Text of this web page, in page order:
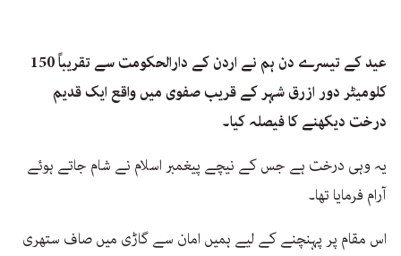
عید کے تیسرے دن ہم نے اردن کے دارالحکومت سے تقریباً 150
کلومیٹر دور ازرق شہر کے قریب صفوی میں واقع ایک قدیم
درخت دیکھنے کا فیصلہ کیا۔
یہ وہی درخت ہے جس کے نیچے پیغمبر اسلام نے شام جاتے ہوئے
آرام فرمایا تھا۔
اس مقام پر پہنچنے کے لیے ہمیں امان سے گاڑی میں صاف ستھری